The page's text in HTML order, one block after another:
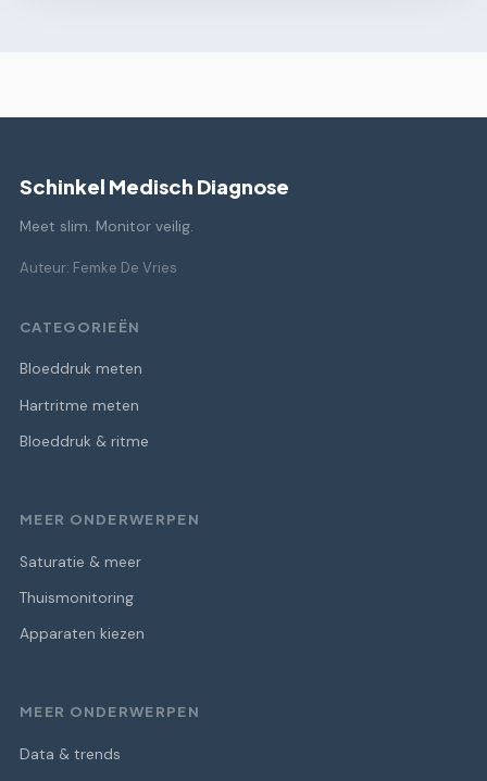
Schinkel Medisch Diagnose
Meet slim. Monitor veilig.
Auteur: Femke De Vries
CATEGORIEËN
Bloeddruk meten
Hartritme meten
Bloeddruk & ritme
MEER ONDERWERPEN
Saturatie & meer
Thuismonitoring
Apparaten kiezen
MEER ONDERWERPEN
Data & trends